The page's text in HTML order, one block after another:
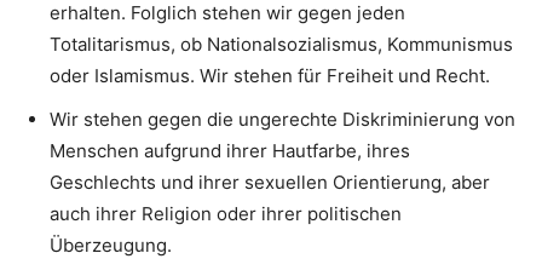
erhalten. Folglich stehen wir gegen jeden
Totalitarismus, ob Nationalsozialismus, Kommunismus
oder Islamismus. Wir stehen für Freiheit und Recht.
Wir stehen gegen die ungerechte Diskriminierung von
Menschen aufgrund ihrer Hautfarbe, ihres
Geschlechts und ihrer sexuellen Orientierung, aber
auch ihrer Religion oder ihrer politischen
Überzeugung.